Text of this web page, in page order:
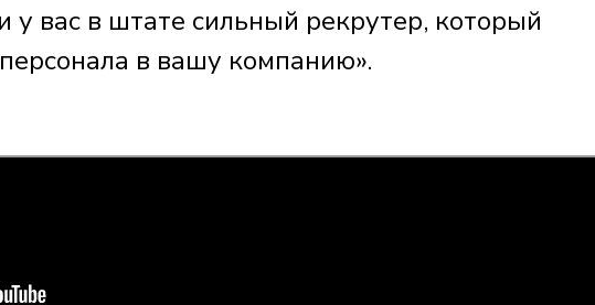
у вас в штате сильный рекрутер, который
в вашу компанию».